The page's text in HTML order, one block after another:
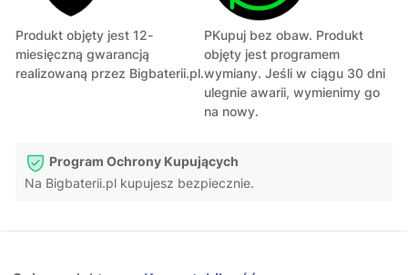
Produkt objęty jest 12-
miesięczną gwarancją
realizowaną przez Bigbaterii.pl.
PKupuj bez obaw. Produkt
objęty jest programem
wymiany. Jeśli w ciągu 30 dni
ulegnie awarii, wymienimy go
na nowy.
Program Ochrony Kupujących
Na Bigbaterii.pl kupujesz bezpiecznie.